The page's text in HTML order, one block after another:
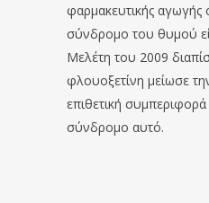
φαρμακευτικής
σύνδρομο του θυμού
Μελέτη του 2009
φλουοξετίνη μείωσε
επιθετική
σύνδρομο αυτό.